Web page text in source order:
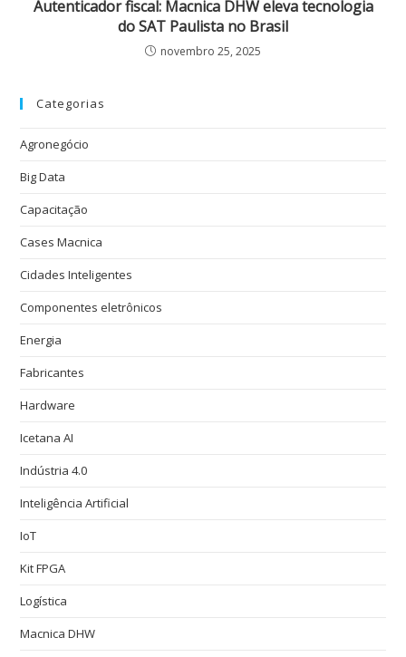
Autenticador fiscal: Macnica DHW eleva tecnologia
do SAT Paulista no Brasil
novembro 25, 2025
Categorias
Agronegócio
Big Data
Capacitação
Cases Macnica
Cidades Inteligentes
Componentes eletrônicos
Energia
Fabricantes
Hardware
Icetana AI
Indústria 4.0
Inteligência Artificial
IoT
Kit FPGA
Logística
Macnica DHW